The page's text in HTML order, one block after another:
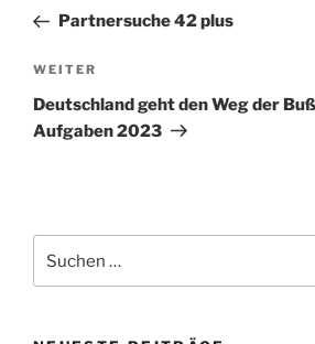
Beitrag
Partnersuche 42 plus
Nächster
Beitrag
WEITER
Deutschland geht den Weg der
Aufgaben 2023
nach: